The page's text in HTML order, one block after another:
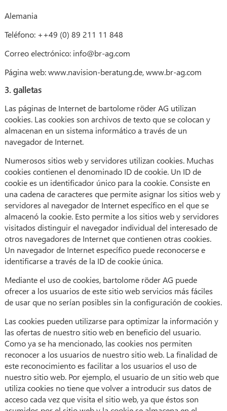
Alemania
Teléfono: ++49 (0) 89 211 11 848
Correo electrónico: info@br-ag.com
Página web: www.navision-beratung.de, www.br-ag.com
3. galletas
Las páginas de Internet de bartolome röder AG utilizan
cookies. Las cookies son archivos de texto que se colocan y
almacenan en un sistema informático a través de un
navegador de Internet.
Numerosos sitios web y servidores utilizan cookies. Muchas
cookies contienen el denominado ID de cookie. Un ID de
cookie es un identificador único para la cookie. Consiste en
una cadena de caracteres que permite asignar los sitios web y
servidores al navegador de Internet específico en el que se
almacenó la cookie. Esto permite a los sitios web y servidores
visitados distinguir el navegador individual del interesado de
otros navegadores de Internet que contienen otras cookies.
Un navegador de Internet específico puede reconocerse e
identificarse a través de la ID de cookie única.
Mediante el uso de cookies, bartolome röder AG puede
ofrecer a los usuarios de este sitio web servicios más fáciles
de usar que no serían posibles sin la configuración de cookies.
Las cookies pueden utilizarse para optimizar la información y
las ofertas de nuestro sitio web en beneficio del usuario.
Como ya se ha mencionado, las cookies nos permiten
reconocer a los usuarios de nuestro sitio web. La finalidad de
este reconocimiento es facilitar a los usuarios el uso de
nuestro sitio web. Por ejemplo, el usuario de un sitio web que
utiliza cookies no tiene que volver a introducir sus datos de
acceso cada vez que visita el sitio web, ya que éstos son